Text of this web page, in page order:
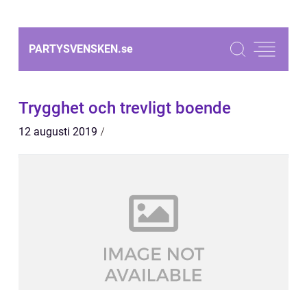
PARTYSVENSKEN.se
Trygghet och trevligt boende
12 augusti 2019